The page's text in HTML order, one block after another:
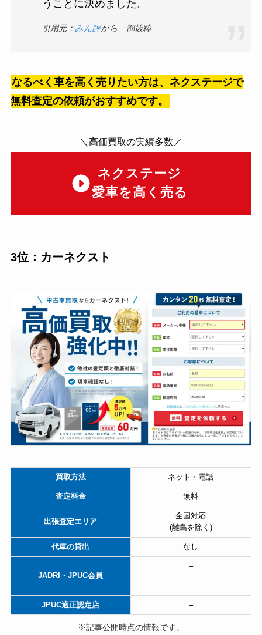
うことに決めました。
引用元： みん評から一部抜粋
なるべく車を高く売りたい方は、ネクステージで
無料査定の依頼がおすすめです。
＼高価買取の実績多数／
ネクステージ
愛車を高く売る
3位：カーネクスト
買取方法 ネット・電話
査定料金 無料
出張査定エリア
全国対応
(離島を除く)
代車の貸出 なし
JADRI・JPUC会員
–
–
JPUC適正認定店 –
※記事公開時点の情報です。